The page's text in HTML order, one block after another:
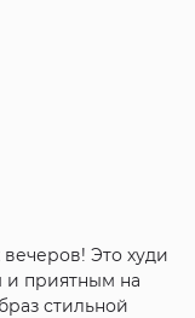
Это худи
и приятным на
стильной